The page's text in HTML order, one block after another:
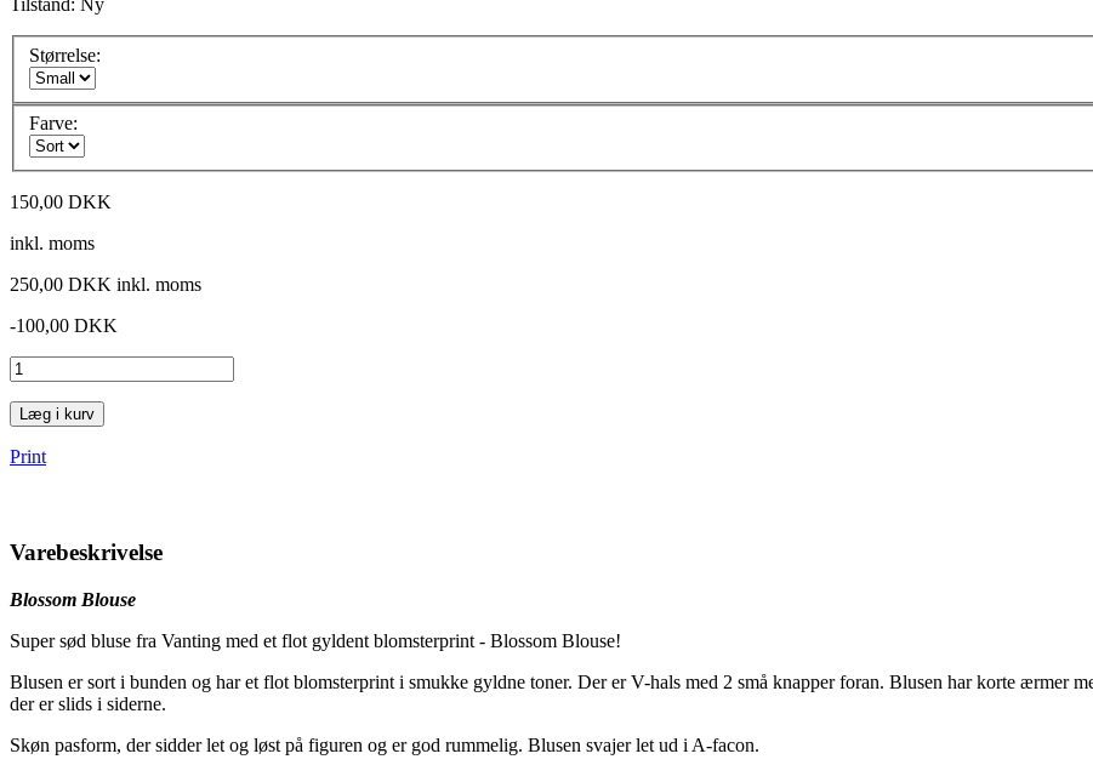
Tilstand: Ny
Størrelse:
Farve:
150,00 DKK
inkl. moms
250,00 DKK inkl. moms
-100,00 DKK
Læg i kurv
Print
Varebeskrivelse
Blossom Blouse
Super sød bluse fra Vanting med et flot gyldent blomsterprint - Blossom Blouse!
Blusen er sort i bunden og har et flot blomsterprint i smukke gyldne toner. Der er V-hals med 2 små knapper foran. Blusen har korte ærmer
der er slids i siderne.
Skøn pasform, der sidder let og løst på figuren og er god rummelig. Blusen svajer let ud i A-facon.